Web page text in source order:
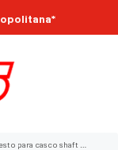
shaft 3700dv / faseed 909 silver